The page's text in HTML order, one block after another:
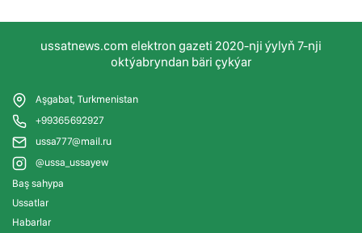
ussatnews.com elektron gazeti 2020-nji ýylyň 7-nji
oktýabryndan bäri çykýar
Aşgabat, Turkmenistan
+99365692927
ussa777@mail.ru
@ussa_ussayew
Baş sahypa
Ussatlar
Habarlar